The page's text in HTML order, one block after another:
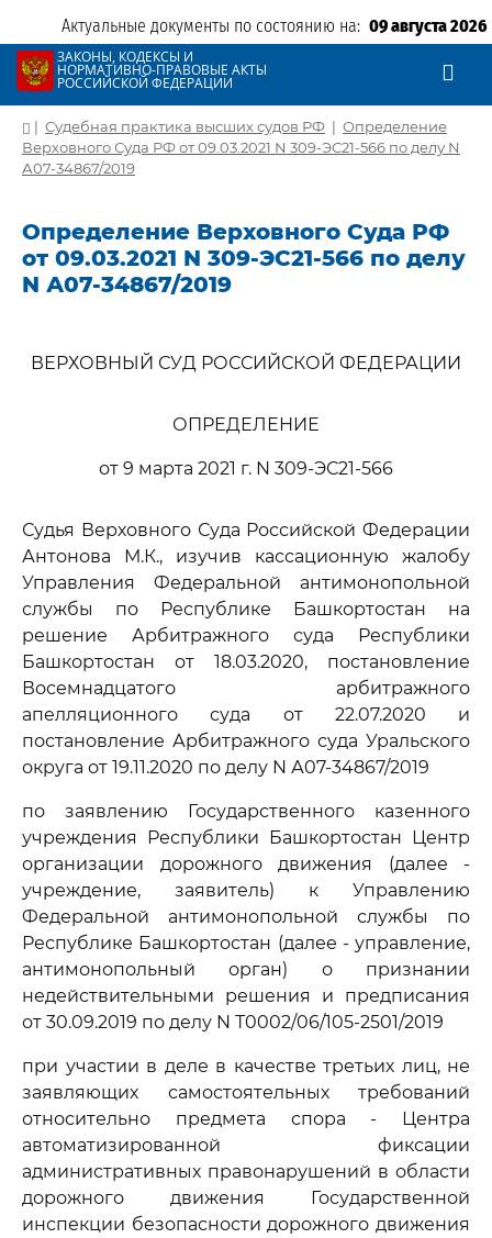
Актуальные документы по состоянию на: 09 августа 2026
ЗАКОНЫ, КОДЕКСЫ И
НОРМАТИВНО-ПРАВОВЫЕ АКТЫ
РОССИЙСКОЙ ФЕДЕРАЦИИ
| Судебная практика высших судов РФ | Определение
Верховного Суда РФ от 09.03.2021 N 309-ЭС21-566 по делу N
А07-34867/2019
Определение Верховного Суда РФ
от 09.03.2021 N 309-ЭС21-566 по делу
N А07-34867/2019
ВЕРХОВНЫЙ СУД РОССИЙСКОЙ ФЕДЕРАЦИИ
ОПРЕДЕЛЕНИЕ
от 9 марта 2021 г. N 309-ЭС21-566
Судья Верховного Суда Российской Федерации
Антонова М.К., изучив кассационную жалобу
Управления Федеральной антимонопольной
службы по Республике Башкортостан на
решение Арбитражного суда Республики
Башкортостан от 18.03.2020, постановление
Восемнадцатого арбитражного
апелляционного суда от 22.07.2020 и
постановление Арбитражного суда Уральского
округа от 19.11.2020 по делу N А07-34867/2019
по заявлению Государственного казенного
учреждения Республики Башкортостан Центр
организации дорожного движения (далее -
учреждение, заявитель) к Управлению
Федеральной антимонопольной службы по
Республике Башкортостан (далее - управление,
антимонопольный орган) о признании
недействительными решения и предписания
от 30.09.2019 по делу N Т0002/06/105-2501/2019
при участии в деле в качестве третьих лиц, не
заявляющих самостоятельных требований
относительно предмета спора - Центра
автоматизированной фиксации
административных правонарушений в области
дорожного движения Государственной
инспекции безопасности дорожного движения